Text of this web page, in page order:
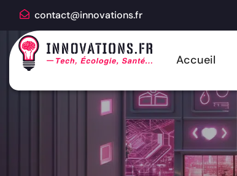
contact@innovations.fr
Accueil